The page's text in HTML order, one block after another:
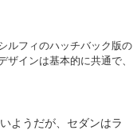
ルフィのハッチバック版の
インは基本的に共通で、
ようだが、セダンはラ